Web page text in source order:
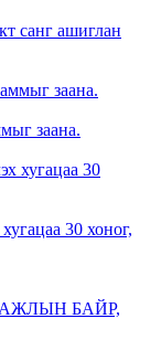
санг ашиглан
заана.
30 хоног,